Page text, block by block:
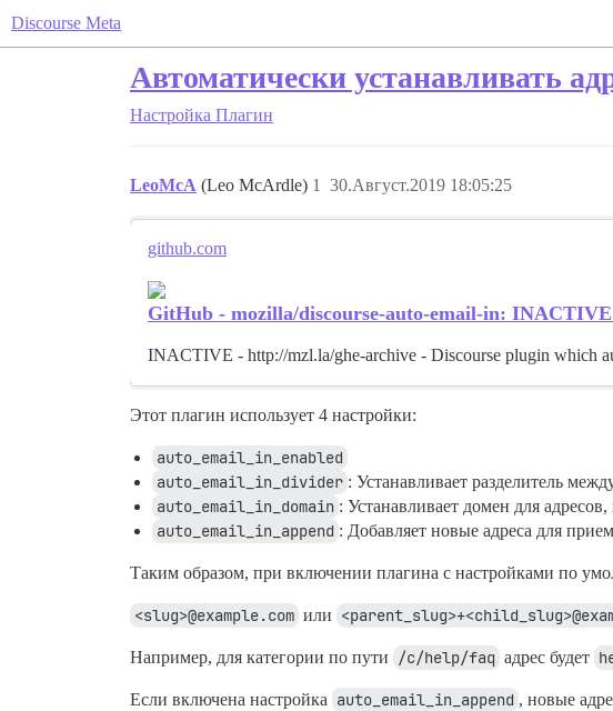
Discourse Meta
Автоматически устанавливать
Настройка Плагин
LeoMcA (Leo McArdle) 30.Август.2019 18:05:25
1
github.com
GitHub - mozilla/discourse-auto-email-in:
INACTIVE - http://mzl.la/ghe-archive - Discourse plugin which
Этот плагин использует 4 настройки:
auto_email_in_enabled
auto_email_in_divider : Устанавливает разделитель
auto_email_in_domain : Устанавливает домен для
auto_email_in_append : Добавляет новые адреса для
Таким образом, при включении плагина с настройками по
<slug>@example.com или
Например, для категории по пути /c/help/faq адрес будет
Если включена настройка auto_email_in_append , новые